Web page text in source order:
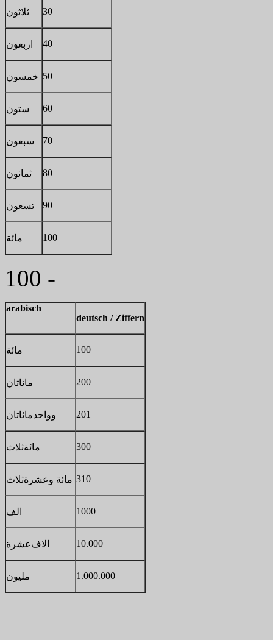
ثلاثون 30
اربعون 40
خمسون 50
ستون 60
سبعون 70
ثمانون 80
تسعون 90
مائة 100
100 -
arabisch
deutsch / Ziffern
مائة 100
مائاتان 200
مائاتانوواحد 201
ثلاثمائة 300
ثلاثمائة وعشرة 310
الف 1000
عشرةالاف 10.000
مليون 1.000.000